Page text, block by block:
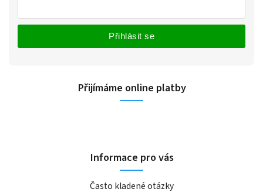
Přihlásit se
Přijímáme online platby
Informace pro vás
Často kladené otázky